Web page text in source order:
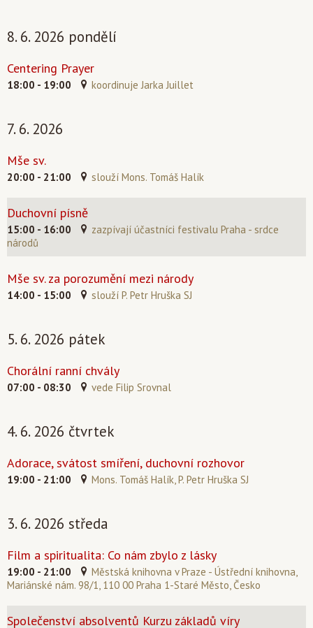
8. 6. 2026 pondělí
Centering Prayer
18:00 - 19:00 koordinuje Jarka Juillet
7. 6. 2026
Mše sv.
20:00 - 21:00 slouží Mons. Tomáš Halík
Duchovní písně
15:00 - 16:00
zazpívají účastníci festivalu Praha - srdce
národů
Mše sv. za porozumění mezi národy
14:00 - 15:00 slouží P. Petr Hruška SJ
5. 6. 2026 pátek
Chorální ranní chvály
07:00 - 08:30 vede Filip Srovnal
4. 6. 2026 čtvrtek
Adorace, svátost smíření, duchovní rozhovor
19:00 - 21:00 Mons. Tomáš Halík, P. Petr Hruška SJ
3. 6. 2026 středa
Film a spiritualita: Co nám zbylo z lásky
19:00 - 21:00
Městská knihovna v Praze - Ústřední knihovna,
Mariánské nám. 98/1, 110 00 Praha 1-Staré Město, Česko
Společenství absolventů Kurzu základů víry